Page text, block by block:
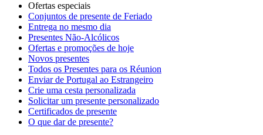
Ofertas especiais
Сonjuntos de presente de Feriado
Entrega no mesmo dia
Presentes Não-Alcólicos
Ofertas e promoções de hoje
Novos presentes
Todos os Presentes para os Réunion
Enviar de Portugal ao Estrangeiro
Crie uma cesta personalizada
Solicitar um presente personalizado
Certificados de presente
O que dar de presente?